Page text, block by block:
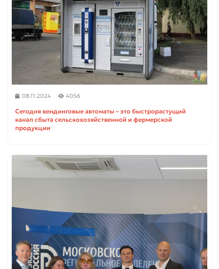
08.11.2024 4056
Сегодня вендинговые автоматы – это быстрорастущий
канал сбыта сельскохозяйственной и фермерской
продукции